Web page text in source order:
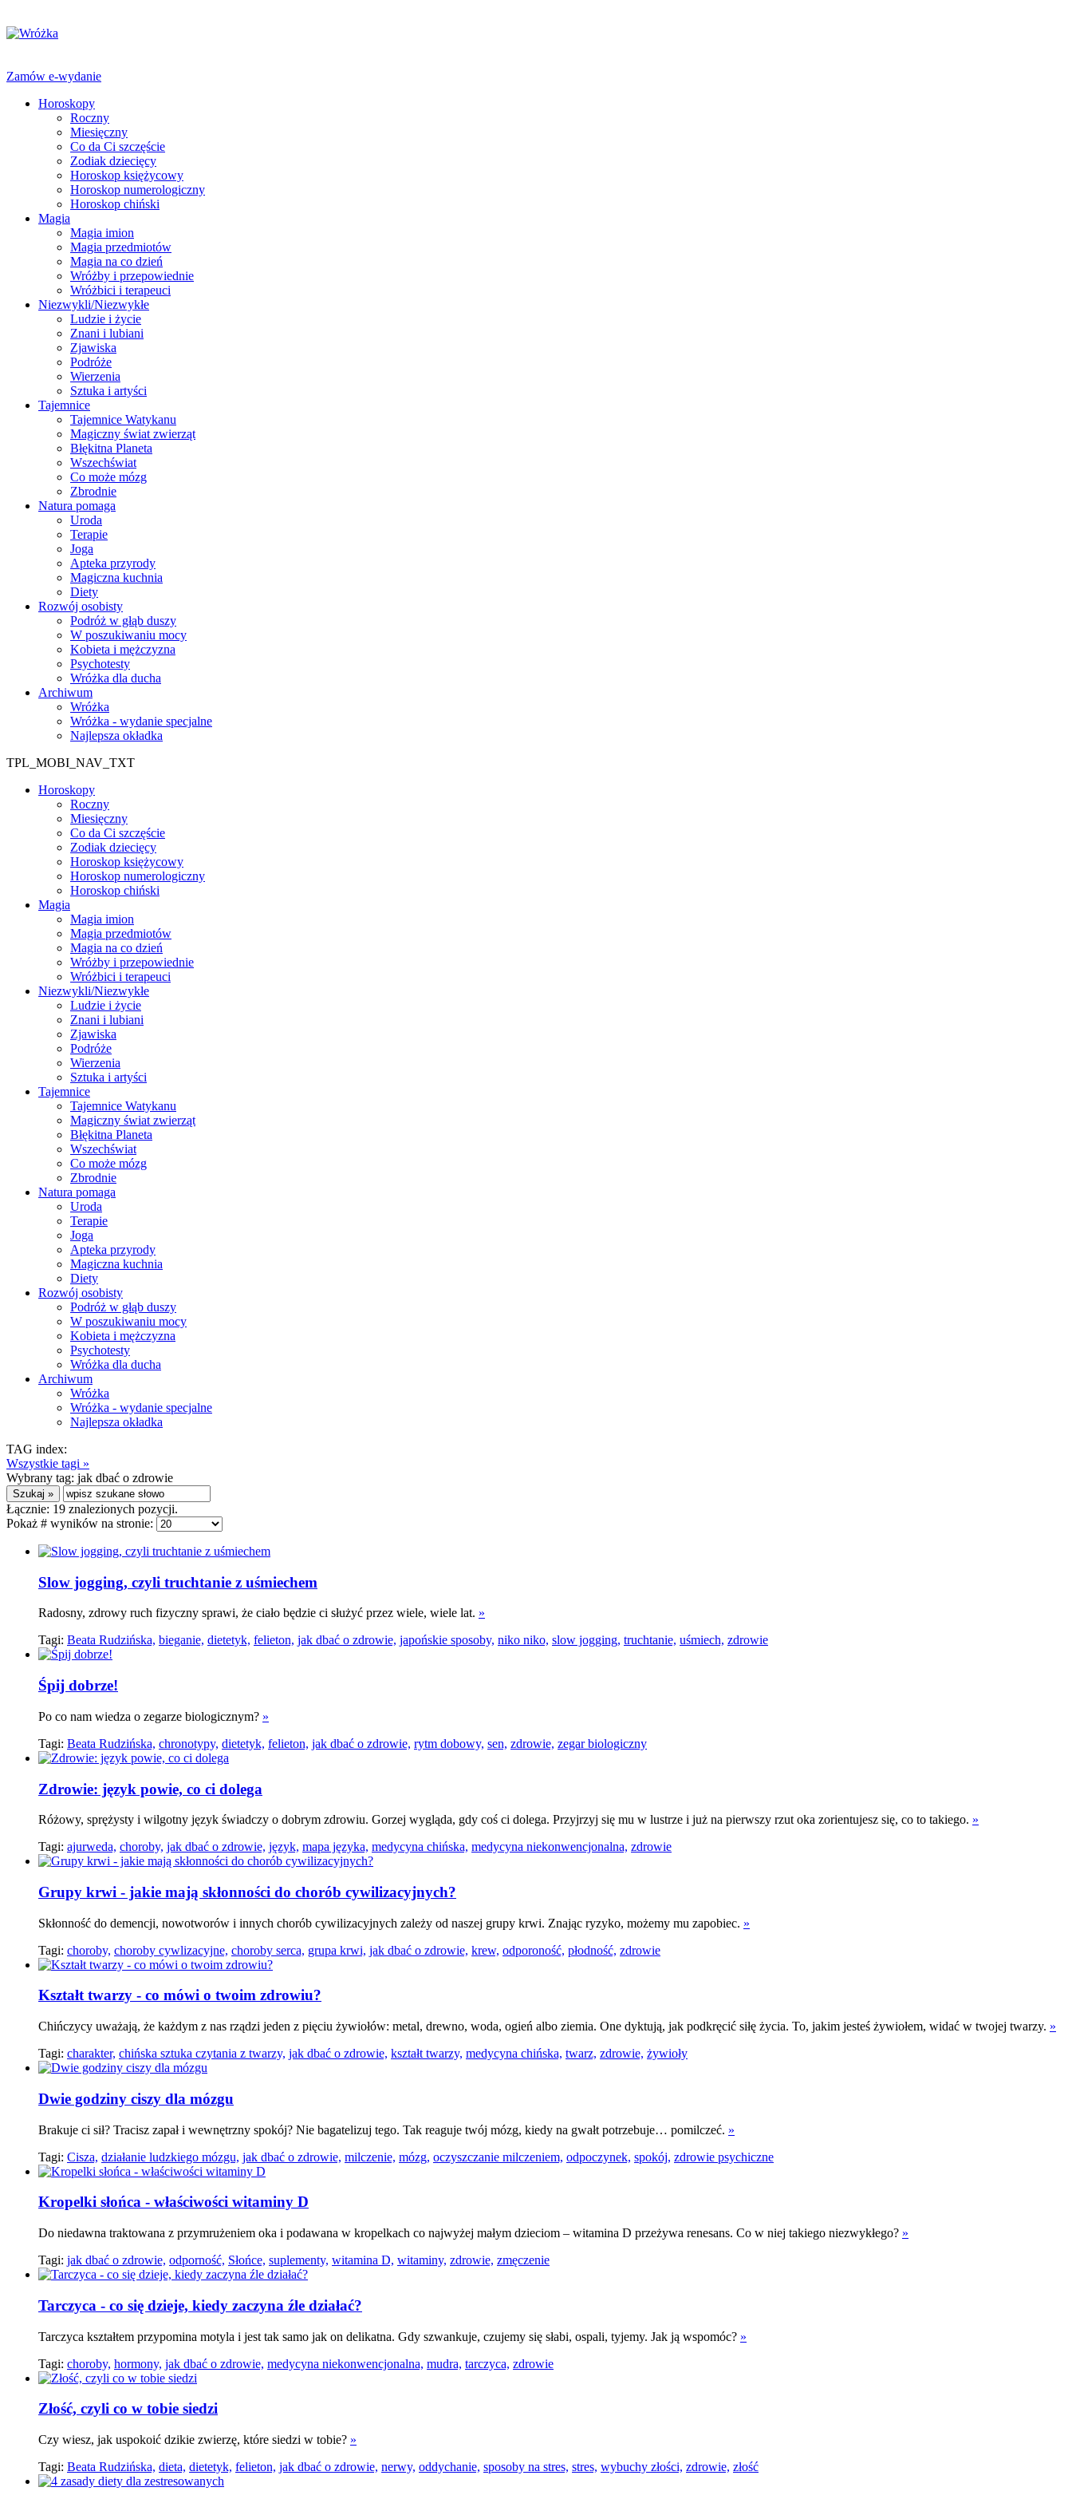
Zamów e-wydanie
Horoskopy
Roczny
Miesięczny
Co da Ci szczęście
Zodiak dziecięcy
Horoskop księżycowy
Horoskop numerologiczny
Horoskop chiński
Magia
Magia imion
Magia przedmiotów
Magia na co dzień
Wróżby i przepowiednie
Wróżbici i terapeuci
Niezwykli/Niezwykłe
Ludzie i życie
Znani i lubiani
Zjawiska
Podróże
Wierzenia
Sztuka i artyści
Tajemnice
Tajemnice Watykanu
Magiczny świat zwierząt
Błękitna Planeta
Wszechświat
Co może mózg
Zbrodnie
Natura pomaga
Uroda
Terapie
Joga
Apteka przyrody
Magiczna kuchnia
Diety
Rozwój osobisty
Podróż w głąb duszy
W poszukiwaniu mocy
Kobieta i mężczyzna
Psychotesty
Wróżka dla ducha
Archiwum
Wróżka
Wróżka - wydanie specjalne
Najlepsza okładka
TPL_MOBI_NAV_TXT
Horoskopy
Roczny
Miesięczny
Co da Ci szczęście
Zodiak dziecięcy
Horoskop księżycowy
Horoskop numerologiczny
Horoskop chiński
Magia
Magia imion
Magia przedmiotów
Magia na co dzień
Wróżby i przepowiednie
Wróżbici i terapeuci
Niezwykli/Niezwykłe
Ludzie i życie
Znani i lubiani
Zjawiska
Podróże
Wierzenia
Sztuka i artyści
Tajemnice
Tajemnice Watykanu
Magiczny świat zwierząt
Błękitna Planeta
Wszechświat
Co może mózg
Zbrodnie
Natura pomaga
Uroda
Terapie
Joga
Apteka przyrody
Magiczna kuchnia
Diety
Rozwój osobisty
Podróż w głąb duszy
W poszukiwaniu mocy
Kobieta i mężczyzna
Psychotesty
Wróżka dla ducha
Archiwum
Wróżka
Wróżka - wydanie specjalne
Najlepsza okładka
TAG index:
Wszystkie tagi »
Wybrany tag: jak dbać o zdrowie
Łącznie: 19 znalezionych pozycji.
Pokaż # wyników na stronie:
Slow jogging, czyli truchtanie z uśmiechem
Radosny, zdrowy ruch fizyczny sprawi, że ciało będzie ci służyć przez wiele, wiele lat. »
Tagi: Beata Rudzińska, bieganie, dietetyk, felieton, jak dbać o zdrowie, japońskie sposoby, niko niko, slow jogging, truchtanie, uśmiech, zdrowie
Śpij dobrze!
Po co nam wiedza o zegarze biologicznym? »
Tagi: Beata Rudzińska, chronotypy, dietetyk, felieton, jak dbać o zdrowie, rytm dobowy, sen, zdrowie, zegar biologiczny
Zdrowie: język powie, co ci dolega
Różowy, sprężysty i wilgotny język świadczy o dobrym zdrowiu. Gorzej wygląda, gdy coś ci dolega. Przyjrzyj się mu w lustrze i już na pierwszy rzut oka zorientujesz się, co to takiego. »
Tagi: ajurweda, choroby, jak dbać o zdrowie, język, mapa języka, medycyna chińska, medycyna niekonwencjonalna, zdrowie
Grupy krwi - jakie mają skłonności do chorób cywilizacyjnych?
Skłonność do demencji, nowotworów i innych chorób cywilizacyjnych zależy od naszej grupy krwi. Znając ryzyko, możemy mu zapobiec. »
Tagi: choroby, choroby cywlizacyjne, choroby serca, grupa krwi, jak dbać o zdrowie, krew, odporoność, płodność, zdrowie
Kształt twarzy - co mówi o twoim zdrowiu?
Chińczycy uważają, że każdym z nas rządzi jeden z pięciu żywiołów: metal, drewno, woda, ogień albo ziemia. One dyktują, jak podkręcić siłę życia. To, jakim jesteś żywiołem, widać w twojej twarzy. »
Tagi: charakter, chińska sztuka czytania z twarzy, jak dbać o zdrowie, kształt twarzy, medycyna chińska, twarz, zdrowie, żywioły
Dwie godziny ciszy dla mózgu
Brakuje ci sił? Tracisz zapał i wewnętrzny spokój? Nie bagatelizuj tego. Tak reaguje twój mózg, kiedy na gwałt potrzebuje… pomilczeć. »
Tagi: Cisza, działanie ludzkiego mózgu, jak dbać o zdrowie, milczenie, mózg, oczyszczanie milczeniem, odpoczynek, spokój, zdrowie psychiczne
Kropelki słońca - właściwości witaminy D
Do niedawna traktowana z przymrużeniem oka i podawana w kropelkach co najwyżej małym dzieciom – witamina D przeżywa renesans. Co w niej takiego niezwykłego? »
Tagi: jak dbać o zdrowie, odporność, Słońce, suplementy, witamina D, witaminy, zdrowie, zmęczenie
Tarczyca - co się dzieje, kiedy zaczyna źle działać?
Tarczyca kształtem przypomina motyla i jest tak samo jak on delikatna. Gdy szwankuje, czujemy się słabi, ospali, tyjemy. Jak ją wspomóc? »
Tagi: choroby, hormony, jak dbać o zdrowie, medycyna niekonwencjonalna, mudra, tarczyca, zdrowie
Złość, czyli co w tobie siedzi
Czy wiesz, jak uspokoić dzikie zwierzę, które siedzi w tobie? »
Tagi: Beata Rudzińska, dieta, dietetyk, felieton, jak dbać o zdrowie, nerwy, oddychanie, sposoby na stres, stres, wybuchy złości, zdrowie, złość